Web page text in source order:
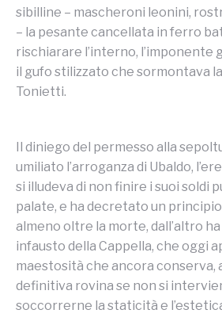
sibilline – mascheroni leonini,
– la pesante cancellata in ferro
rischiarare l’interno, l’imponente
il gufo stilizzato che sormontava
Tonietti.
Il diniego del permesso alla
umiliato l’arroganza di Ubaldo,
si illudeva di non finire i suoi soldi
palate, e ha decretato un
almeno oltre la morte, dall’altro
infausto della Cappella, che oggi
maestosità che ancora conserva,
definitiva rovina se non si
soccorrerne la staticità e